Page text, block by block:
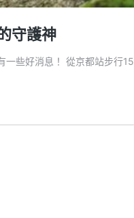
守護神
些好消息！ 從京都站步行